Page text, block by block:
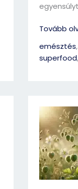
Tovább
emésztés,
superfood,
(Capsella
bursa-
pastoris)